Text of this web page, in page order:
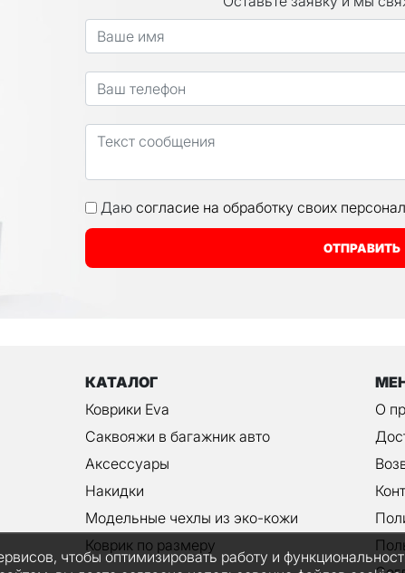
Даю согласие на обработку своих
ОТПРАВИТЬ
КАТАЛОГ
Коврики Eva
Саквояжи в багажник авто
Аксессуары
Накидки
Модельные чехлы из эко-кожи
Коврик по размеру
О
чтобы оптимизировать работу и